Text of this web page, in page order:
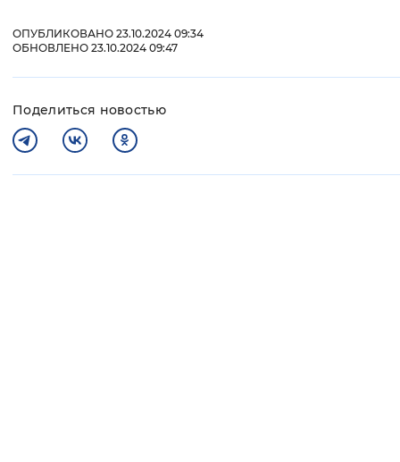
ОПУБЛИКОВАНО 23.10.2024 09:34
ОБНОВЛЕНО 23.10.2024 09:47
Поделиться новостью